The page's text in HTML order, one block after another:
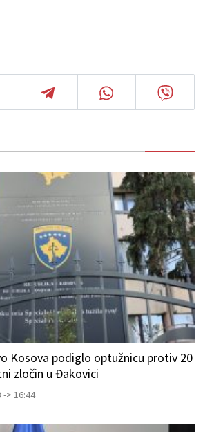
Kosova podiglo optužnicu protiv 20
zločin u Đakovici
-> 16:44